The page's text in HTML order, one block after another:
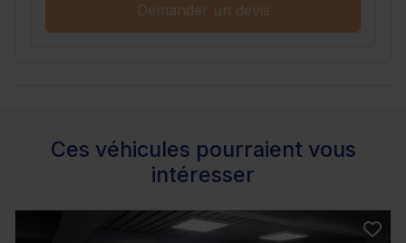
Demander un devis
Ces véhicules pourraient vous
intéresser